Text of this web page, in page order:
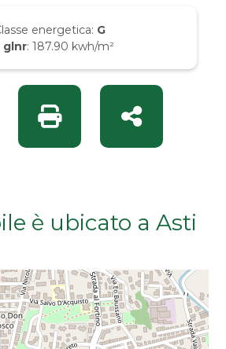
energetica: G
glnr: 187.90 kwh/m²
Rif. INT 14886
Stampa: Rif. INT 14886
Condividi
è ubicato a Asti
100.000
200.000
€ 400.000
€ 2.000.000
€ 5.000.000